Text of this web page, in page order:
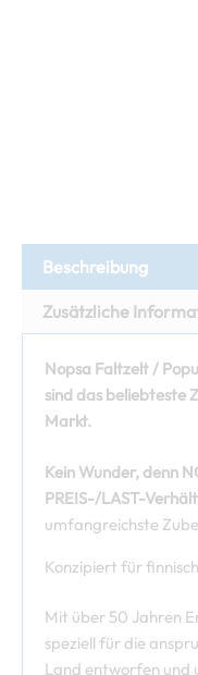
Beschreibung
Zusätzliche
Nopsa Faltzelt /
sind das beliebteste
Markt.
Kein Wunder, denn
PREIS-/LAST-
umfangreichste
Konzipiert für
Mit über 50 Jahren
speziell für die
Land entworfen und